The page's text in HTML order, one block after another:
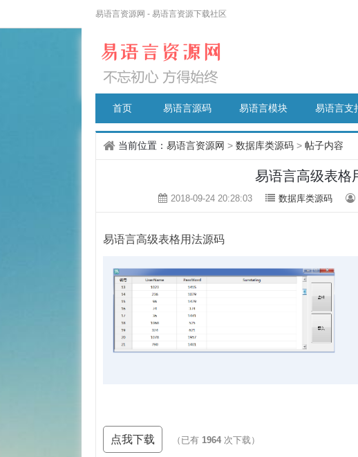
易语言资源网 - 易语言资源下载社区
首页 易语言源码 易语言模块 易语言支
当前位置： 易语言资源网 > 数据库类源码 > 帖子内容
易语言高级表格
2018-09-24 20:28:03
数据库类源码
易语言高级表格用法源码
点我下载 （已有 1964 次下载）